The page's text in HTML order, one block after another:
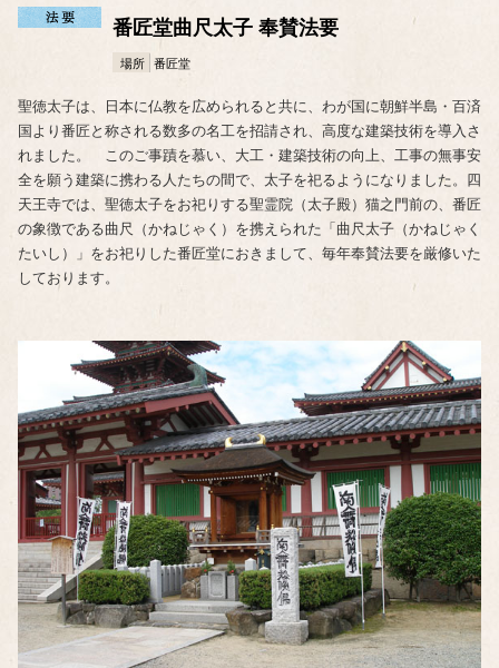
番匠堂曲尺太子 奉賛法要
場所 番匠堂
聖徳太子は、日本に仏教を広められると共に、わが国に朝鮮半島・百済
国より番匠と称される数多の名工を招請され、高度な建築技術を導入さ
れました。 このご事蹟を慕い、大工・建築技術の向上、工事の無事安
全を願う建築に携わる人たちの間で、太子を祀るようになりました。四
天王寺では、聖徳太子をお祀りする聖霊院（太子殿）猫之門前の、番匠
の象徴である曲尺（かねじゃく）を携えられた「曲尺太子（かねじゃく
たいし）」をお祀りした番匠堂におきまして、毎年奉賛法要を厳修いた
しております。